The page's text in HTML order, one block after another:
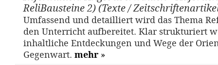
ReliBausteine 2) (Texte /
Umfassend und detailliert wird das Thema
den Unterricht aufbereitet. Klar strukturiert
inhaltliche Entdeckungen und Wege der
Gegenwart. mehr »